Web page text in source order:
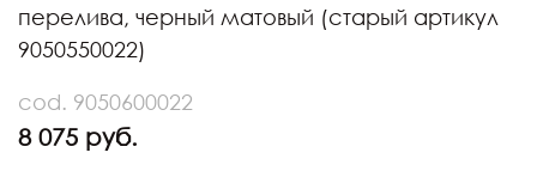
перелива, черный матовый (старый артикул
9050550022)
cod. 9050600022
8 075 руб.